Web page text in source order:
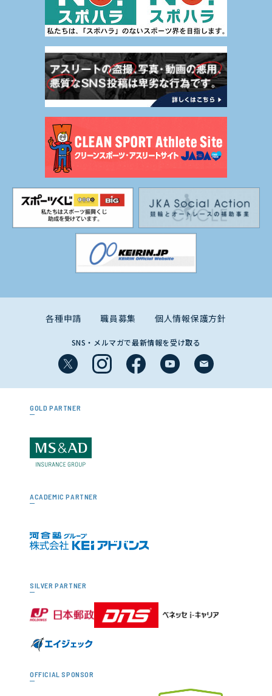
各種申請 職員募集 個人情報保護方針
SNS・メルマガで最新情報を受け取る
GOLD PARTNER
ACADEMIC PARTNER
SILVER PARTNER
OFFICIAL SPONSOR